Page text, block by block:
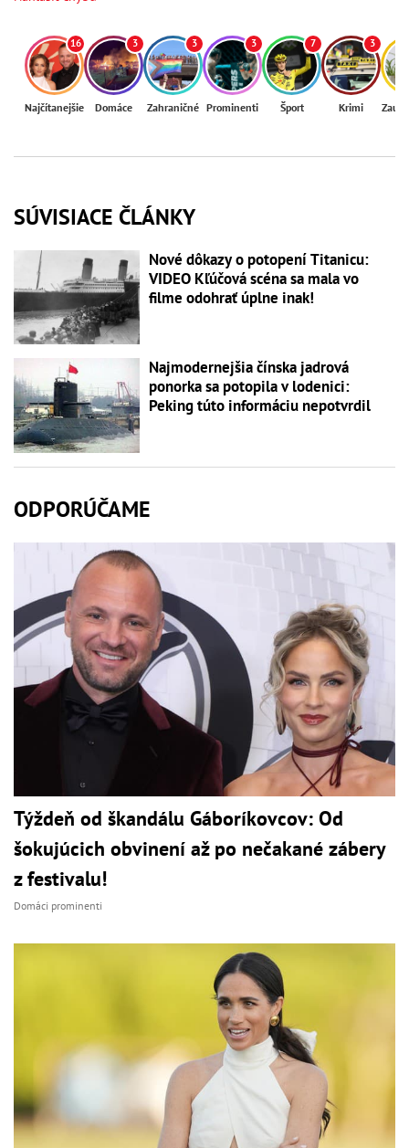
16
Najčítanejšie
3
Domáce
3
Zahraničné
3
Prominenti
7
Šport
3
Krimi
SÚVISIACE ČLÁNKY
Nové dôkazy o potopení Titanicu:
VIDEO Kľúčová scéna sa mala vo
filme odohrať úplne inak!
Najmodernejšia čínska jadrová
ponorka sa potopila v lodenici:
Peking túto informáciu nepotvrdil
ODPORÚČAME
Týždeň od škandálu Gáboríkovcov: Od
šokujúcich obvinení až po nečakané zábery
z festivalu!
Domáci prominenti